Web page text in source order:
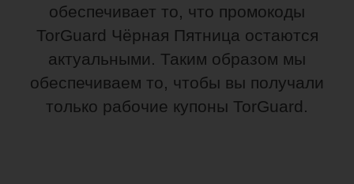
обеспечивает то, что промокоды
TorGuard Чёрная Пятница остаются
актуальными. Таким образом мы
обеспечиваем то, чтобы вы получали
только рабочие купоны TorGuard.